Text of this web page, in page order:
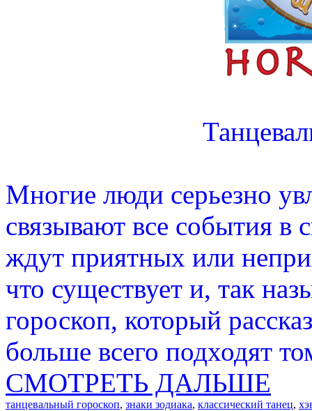
Многие люди серьезно
связывают все события
ждут приятных или
что существует и, так
гороскоп, который
больше всего подходят
СМОТРЕТЬ ДАЛЬШЕ
танцевальный гороскоп, знаки зодиака, классический танец,